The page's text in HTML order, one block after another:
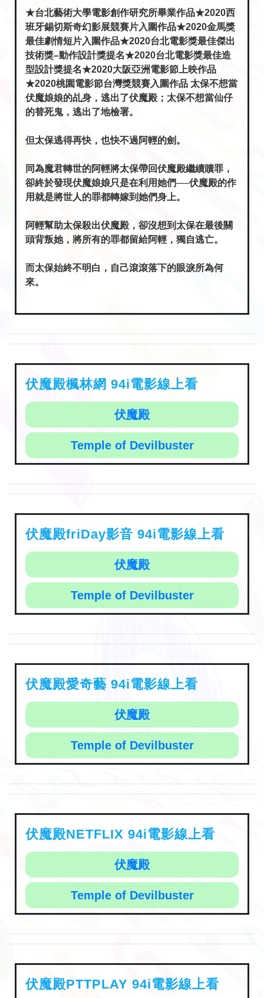
★台北藝術大學電影創作研究所畢業作品★2020西
班牙錫切斯奇幻影展競賽片入圍作品★2020金馬獎
最佳劇情短片入圍作品★2020台北電影獎最佳傑出
技術獎–動作設計獎提名★2020台北電影獎最佳造
型設計獎提名★2020大阪亞洲電影節上映作品
★2020桃園電影節台灣獎競賽入圍作品 太保不想當
伏魔娘娘的乩身，逃出了伏魔殿；太保不想當仙仔
的替死鬼，逃出了地檢署。
但太保逃得再快，也快不過阿輕的劍。
同為魔君轉世的阿輕將太保帶回伏魔殿繼續贖罪，
卻終於發現伏魔娘娘只是在利用她們──伏魔殿的作
用就是將世人的罪都轉嫁到她們身上。
阿輕幫助太保殺出伏魔殿，卻沒想到太保在最後關
頭背叛她，將所有的罪都留給阿輕，獨自逃亡。
而太保始終不明白，自己滾滾落下的眼淚所為何
來。
伏魔殿楓林網 94i電影線上看
伏魔殿
Temple of Devilbuster
伏魔殿friDay影音 94i電影線上看
伏魔殿
Temple of Devilbuster
伏魔殿愛奇藝 94i電影線上看
伏魔殿
Temple of Devilbuster
伏魔殿NETFLIX 94i電影線上看
伏魔殿
Temple of Devilbuster
伏魔殿PTTPLAY 94i電影線上看